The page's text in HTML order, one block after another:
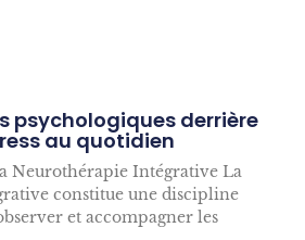
psychologiques derrière
au quotidien
Neurothérapie Intégrative La
constitue une discipline
et accompagner les